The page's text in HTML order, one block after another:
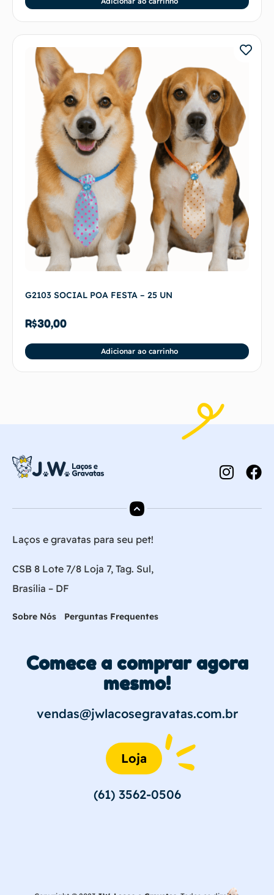
G2103 SOCIAL POA FESTA – 25 UN
R$30,00
Adicionar ao carrinho
Laços e gravatas para seu pet!
CSB 8 Lote 7/8 Loja 7, Tag. Sul,
Brasília – DF
Sobre Nós Perguntas Frequentes
Comece a comprar agora
mesmo!
vendas@jwlacosegravatas.com.br
Loja
(61) 3562-0506